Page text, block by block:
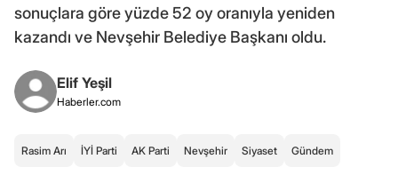
sonuçlara göre yüzde 52 oy oranıyla yeniden
kazandı ve Nevşehir Belediye Başkanı oldu.
Elif Yeşil
Haberler.com
Rasim Arı İYİ Parti AK Parti Nevşehir Siyaset Gündem